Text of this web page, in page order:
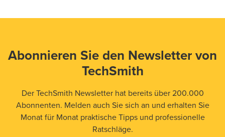
Abonnieren Sie den Newsletter von
TechSmith
Der TechSmith Newsletter hat bereits über 200.000
Abonnenten. Melden auch Sie sich an und erhalten Sie
Monat für Monat praktische Tipps und professionelle
Ratschläge.